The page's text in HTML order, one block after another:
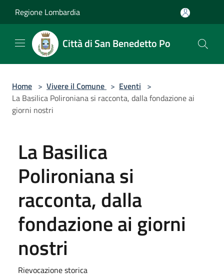
Regione Lombardia
Città di San Benedetto Po
Home > Vivere il Comune > Eventi >
La Basilica Polironiana si racconta, dalla fondazione ai
giorni nostri
La Basilica
Polironiana si
racconta, dalla
fondazione ai giorni
nostri
Rievocazione storica